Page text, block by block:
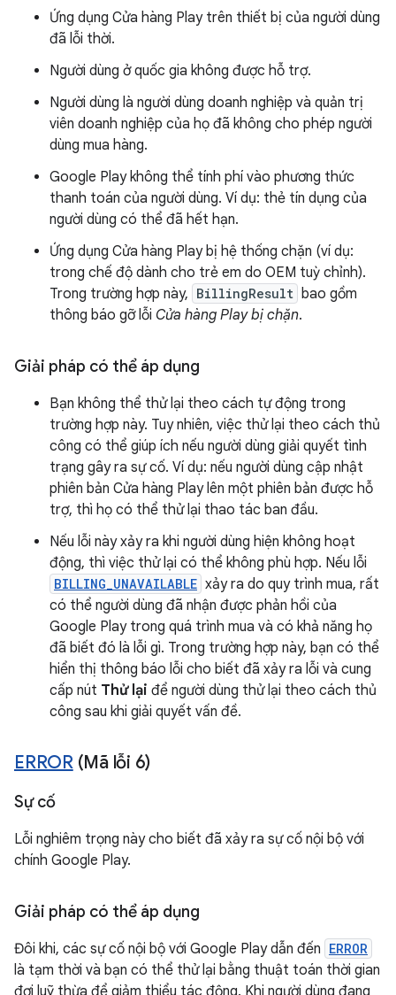
Ứng dụng Cửa hàng Play trên thiết bị của người dùng
đã lỗi thời.
Người dùng ở quốc gia không được hỗ trợ.
Người dùng là người dùng doanh nghiệp và quản trị
viên doanh nghiệp của họ đã không cho phép người
dùng mua hàng.
Google Play không thể tính phí vào phương thức
thanh toán của người dùng. Ví dụ: thẻ tín dụng của
người dùng có thể đã hết hạn.
Ứng dụng Cửa hàng Play bị hệ thống chặn (ví dụ:
trong chế độ dành cho trẻ em do OEM tuỳ chỉnh).
Trong trường hợp này, BillingResult bao gồm
thông báo gỡ lỗi Cửa hàng Play bị chặn.
Giải pháp có thể áp dụng
Bạn không thể thử lại theo cách tự động trong
trường hợp này. Tuy nhiên, việc thử lại theo cách thủ
công có thể giúp ích nếu người dùng giải quyết tình
trạng gây ra sự cố. Ví dụ: nếu người dùng cập nhật
phiên bản Cửa hàng Play lên một phiên bản được hỗ
trợ, thì họ có thể thử lại thao tác ban đầu.
Nếu lỗi này xảy ra khi người dùng hiện không hoạt
động, thì việc thử lại có thể không phù hợp. Nếu lỗi
BILLING_UNAVAILABLE xảy ra do quy trình mua, rất
có thể người dùng đã nhận được phản hồi của
Google Play trong quá trình mua và có khả năng họ
đã biết đó là lỗi gì. Trong trường hợp này, bạn có thể
hiển thị thông báo lỗi cho biết đã xảy ra lỗi và cung
cấp nút Thử lại để người dùng thử lại theo cách thủ
công sau khi giải quyết vấn đề.
ERROR(Mã lỗi 6)
Sự cố
Lỗi nghiêm trọng này cho biết đã xảy ra sự cố nội bộ với
chính Google Play.
Giải pháp có thể áp dụng
Đôi khi, các sự cố nội bộ với Google Play dẫn đến ERROR
là tạm thời và bạn có thể thử lại bằng thuật toán thời gian
đợi luỹ thừa để giảm thiểu tác động. Khi người dùng đang